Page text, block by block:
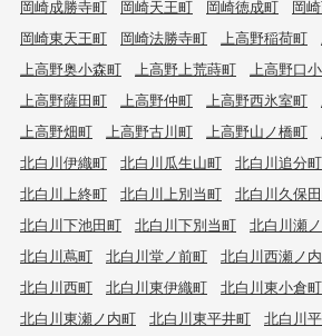
岡崎成勝寺町 岡崎天王町 岡崎徳成町
岡
岡崎東天王町
岡崎法勝寺町 上高野稲荷町
上高野奥小森町
上高野上荒蒔町 上高野口
上高野薩田町
上高野仲町 上高野西氷室町
上高野畑町
上高野古川町 上高野山ノ橋町
北白川伊織町
北白川瓜生山町 北白川追分町
北白川上終町
北白川上別当町 北白川久保
北白川下池田町
北白川下別当町 北白川瀬
北白川蔦町
北白川堂ノ前町 北白川西瀬ノ
北白川西町
北白川東伊織町 北白川東小倉町
北白川東瀬ノ内町
北白川東平井町 北白川